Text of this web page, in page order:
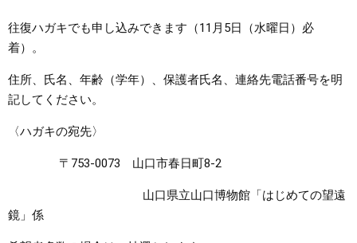
往復ハガキでも申し込みできます（11月5日（水曜日）必
着）。
住所、氏名、年齢（学年）、保護者氏名、連絡先電話番号を明
記してください。
〈ハガキの宛先〉
〒753-0073 山口市春日町8-2
山口県立山口博物館「はじめての望遠
鏡」係